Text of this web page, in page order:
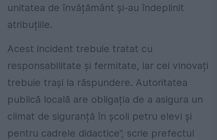
unitatea de învățământ și-au îndeplinit
atribuțiile.
Acest incident trebuie tratat cu
responsabilitate și fermitate, iar cei vinovați
trebuie trași la răspundere. Autoritatea
publică locală are obligația de a asigura un
climat de siguranță în școli petru elevi și
pentru cadrele didactice”, scrie prefectul